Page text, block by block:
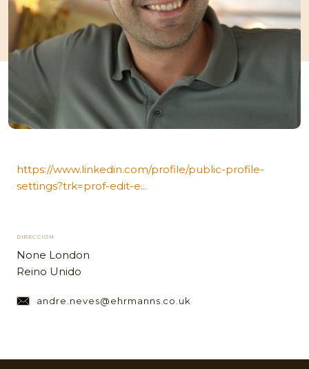
https://www.linkedin.com/profile/public-profile-
settings?trk=prof-edit-e...
DIRECCIÓN
None London
Reino Unido
andre.neves@ehrmanns.co.uk